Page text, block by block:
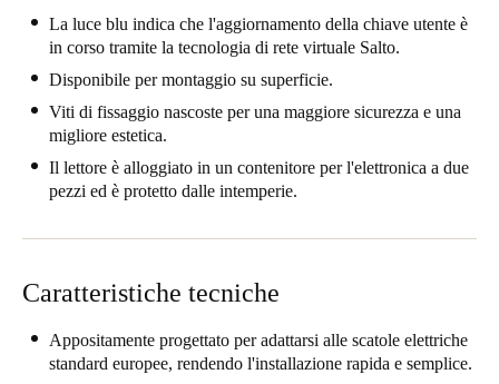
Français
Netherlands
English
Belgium
Español
Portugal
Português
La luce blu indica che l'aggiornamento della chiave utente è
in corso tramite la tecnologia di rete virtuale Salto.
Disponibile per montaggio su superficie.
Viti di fissaggio nascoste per una maggiore sicurezza e una
migliore estetica.
Il lettore è alloggiato in un contenitore per l'elettronica a due
pezzi ed è protetto dalle intemperie.
Caratteristiche tecniche
Appositamente progettato per adattarsi alle scatole elettriche
standard europee, rendendo l'installazione rapida e semplice.